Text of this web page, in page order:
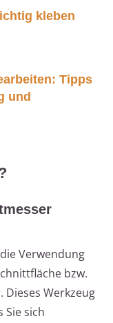
kleben
Tipps
und
Verwendung
bzw.
Werkzeug
Sie sich